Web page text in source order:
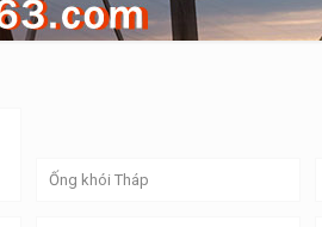
Ống khói Tháp